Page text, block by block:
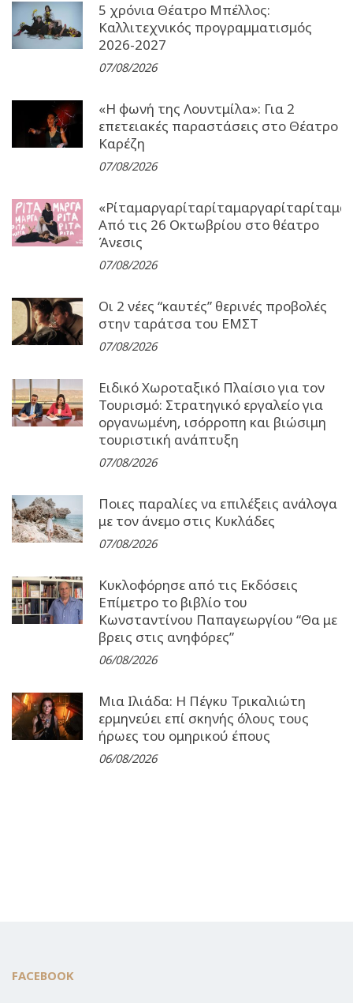
5 χρόνια Θέατρο Μπέλλος:
Καλλιτεχνικός προγραμματισμός
2026-2027
07/08/2026
«Η φωνή της Λουντμίλα»: Για 2
επετειακές παραστάσεις στο Θέατρο
Καρέζη
07/08/2026
Από τις 26 Οκτωβρίου στο θέατρο
Άνεσις
07/08/2026
Οι 2 νέες “καυτές” θερινές προβολές
στην ταράτσα του ΕΜΣΤ
07/08/2026
Ειδικό Χωροταξικό Πλαίσιο για τον
Τουρισμό: Στρατηγικό εργαλείο για
οργανωμένη, ισόρροπη και βιώσιμη
τουριστική ανάπτυξη
07/08/2026
Ποιες παραλίες να επιλέξεις ανάλογα
με τον άνεμο στις Κυκλάδες
07/08/2026
Κυκλοφόρησε από τις Εκδόσεις
Επίμετρο το βιβλίο του
Κωνσταντίνου Παπαγεωργίου “Θα με
βρεις στις ανηφόρες”
06/08/2026
Μια Ιλιάδα: H Πέγκυ Τρικαλιώτη
ερμηνεύει επί σκηνής όλους τους
ήρωες του ομηρικού έπους
06/08/2026
FACEBOOK